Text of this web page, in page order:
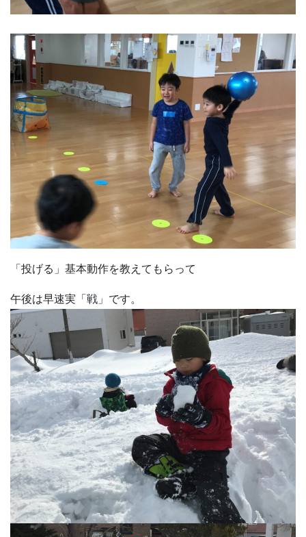
「投げる」基本動作を教えてもらって
午後は早速実「戦」です。